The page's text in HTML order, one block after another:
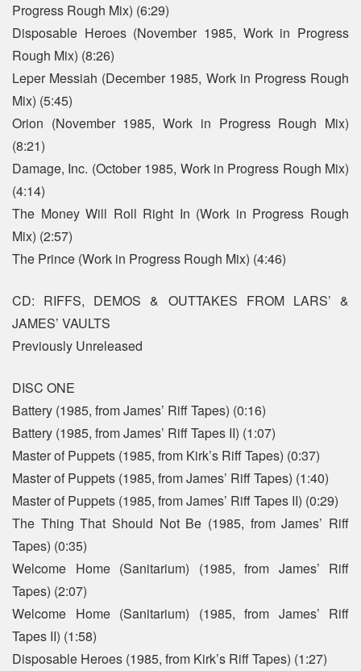
Progress Rough Mix) (6:29)
Disposable Heroes (November 1985, Work in Progress
Rough Mix) (8:26)
Leper Messiah (December 1985, Work in Progress Rough
Mix) (5:45)
Orion (November 1985, Work in Progress Rough Mix)
(8:21)
Damage, Inc. (October 1985, Work in Progress Rough Mix)
(4:14)
The Money Will Roll Right In (Work in Progress Rough
Mix) (2:57)
The Prince (Work in Progress Rough Mix) (4:46)
CD: RIFFS, DEMOS & OUTTAKES FROM LARS’ &
JAMES’ VAULTS
Previously Unreleased
DISC ONE
Battery (1985, from James’ Riff Tapes) (0:16)
Battery (1985, from James’ Riff Tapes II) (1:07)
Master of Puppets (1985, from Kirk’s Riff Tapes) (0:37)
Master of Puppets (1985, from James’ Riff Tapes) (1:40)
Master of Puppets (1985, from James’ Riff Tapes II) (0:29)
The Thing That Should Not Be (1985, from James’ Riff
Tapes) (0:35)
Welcome Home (Sanitarium) (1985, from James’ Riff
Tapes) (2:07)
Welcome Home (Sanitarium) (1985, from James’ Riff
Tapes II) (1:58)
Disposable Heroes (1985, from Kirk’s Riff Tapes) (1:27)